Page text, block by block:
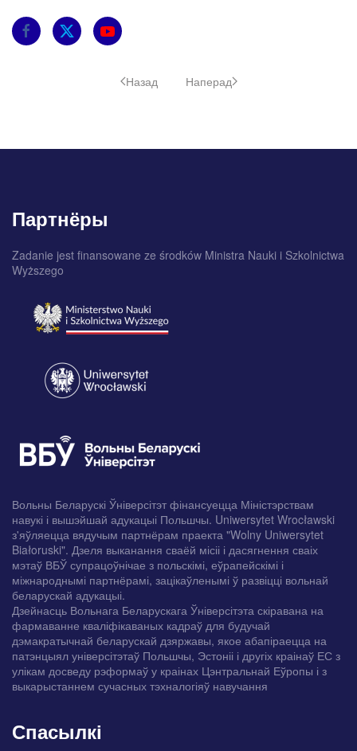
Назад Наперад
Партнёры
Zadanie jest finansowane ze środków Ministra Nauki i Szkolnictwa
Wyższego
Вольны Беларускі Ўніверсітэт фінансуецца Міністэрствам
навукі і вышэйшай адукацыі Польшчы. Uniwersytet Wrocławski
з'яўляецца вядучым партнёрам праекта "Wolny Uniwersytet
Białoruski". Дзеля выканання сваёй місіі і дасягнення сваіх
мэтаў ВБЎ супрацоўнічае з польскімі, еўрапейскімі і
міжнароднымі партнёрамі, зацікаўленымі ў развіцці вольнай
беларускай адукацыі.
Дзейнасць Вольнага Беларускага Ўніверсітэта скіравана на
фармаванне кваліфікаваных кадраў для будучай
дэмакратычнай беларускай дзяржавы, якое абапіраецца на
патэнцыял універсітэтаў Польшчы, Эстоніі і другіх краінаў ЕС з
улікам досведу рэформаў у краінах Цэнтральнай Еўропы і з
выкарыстаннем сучасных тэхналогіяў навучання
Спасылкі